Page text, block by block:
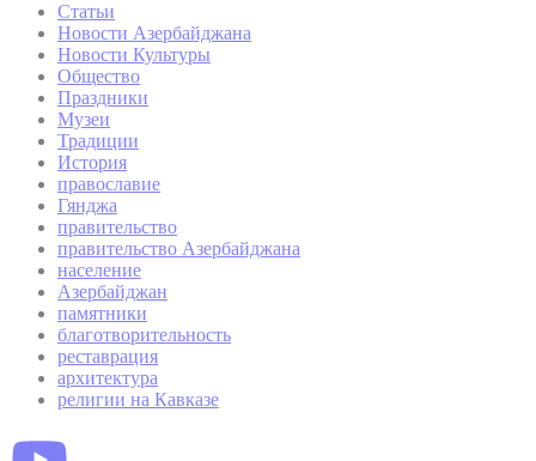
Статьи
Новости Азербайджана
Новости Культуры
Общество
Праздники
Музеи
Традиции
История
православие
Гянджа
правительство
правительство Азербайджана
население
Азербайджан
памятники
благотворительность
реставрация
архитектура
религии на Кавказе